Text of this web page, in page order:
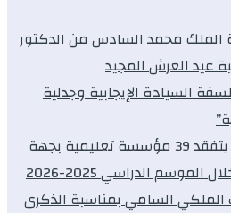
الملك محمد السادس من الدكتور
عيد العرش المجيد
السيادة الإيجابية وجدلية
الدكتور نوفل كديلي يتفقد 39 مؤسسة تعليمية بجهة
الدراسي 2025-2026
السامي بمناسبة الذكرى